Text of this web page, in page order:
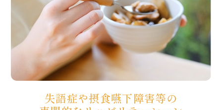
失語症や摂食嚥下障害等の